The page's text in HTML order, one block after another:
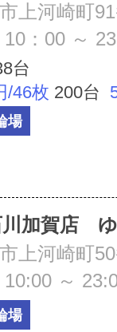
上河崎町
：00 ～
台
/46枚 200台
場
川加賀店
上河崎町
～
場